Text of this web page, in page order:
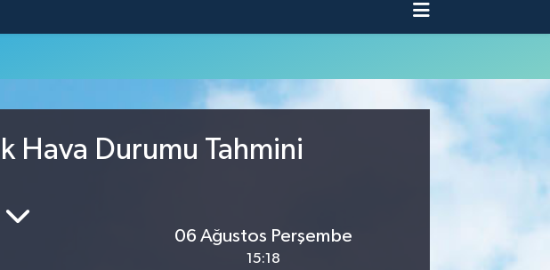
Hava Durumu Tahmini
06 Ağustos Perşembe
15:18